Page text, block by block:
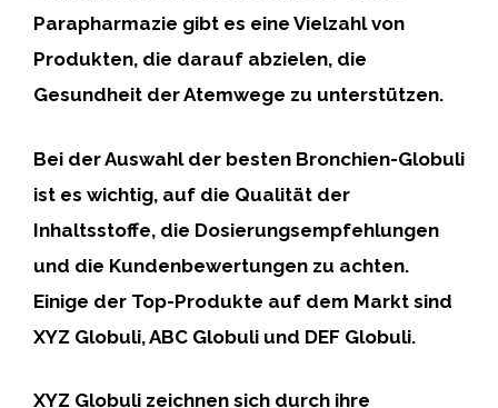
Parapharmazie gibt es eine Vielzahl von
Produkten, die darauf abzielen, die
Gesundheit der Atemwege zu unterstützen.
Bei der Auswahl der besten Bronchien-Globuli
ist es wichtig, auf die Qualität der
Inhaltsstoffe, die Dosierungsempfehlungen
und die Kundenbewertungen zu achten.
Einige der Top-Produkte auf dem Markt sind
XYZ Globuli, ABC Globuli und DEF Globuli.
XYZ Globuli zeichnen sich durch ihre